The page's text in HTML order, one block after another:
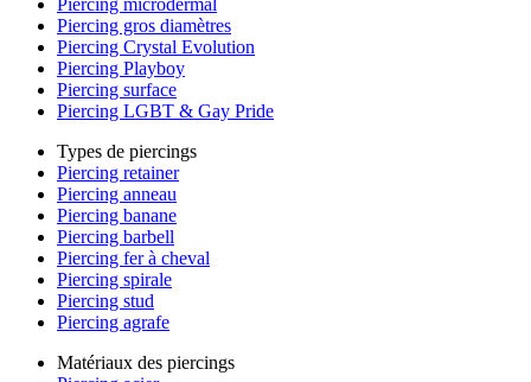
Piercing microdermal
Piercing gros diamètres
Piercing Crystal Evolution
Piercing Playboy
Piercing surface
Piercing LGBT & Gay Pride
Types de piercings
Piercing retainer
Piercing anneau
Piercing banane
Piercing barbell
Piercing fer à cheval
Piercing spirale
Piercing stud
Piercing agrafe
Matériaux des piercings